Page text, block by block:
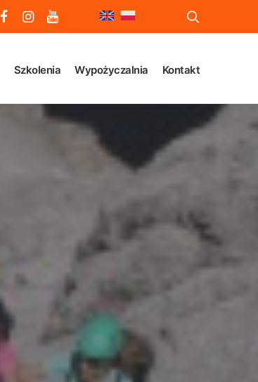
Szkolenia Wypożyczalnia Kontakt